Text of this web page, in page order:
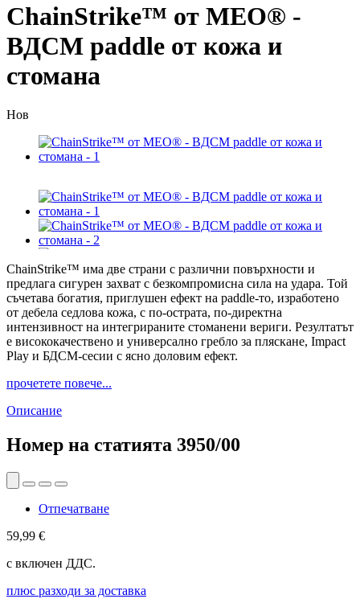
ChainStrike™ от MEO® -
BДСМ paddle от кожа и
стомана
Нов
ChainStrike™ има две страни с различни повърхности и
предлага сигурен захват с безкомпромисна сила на удара. Той
съчетава богатия, приглушен ефект на paddle-то, изработено
от дебела седлова кожа, с по-острата, по-директна
интензивност на интегрираните стоманени вериги. Резултатът
е висококачествено и универсално гребло за пляскане, Impact
Play и БДСМ-сесии с ясно доловим ефект.
прочетете повече...
Описание
Номер на статията 3950/00
Отпечатване
59,99 €
с включен ДДС.
плюс разходи за доставка